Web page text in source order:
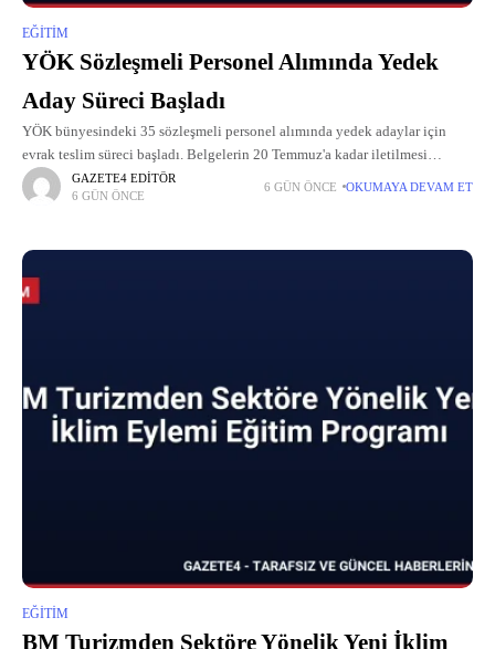
EĞITIM
YÖK Sözleşmeli Personel Alımında Yedek
Aday Süreci Başladı
YÖK bünyesindeki 35 sözleşmeli personel alımında yedek adaylar için
evrak teslim süreci başladı. Belgelerin 20 Temmuz'a kadar iletilmesi
gerekiyor.GAZETE4 EDITÖR
6 GÜN ÖNCE
6 GÜN ÖNCE OKUMAYA DEVAM ET
EĞITIM
BM Turizmden Sektöre Yönelik Yeni İklim